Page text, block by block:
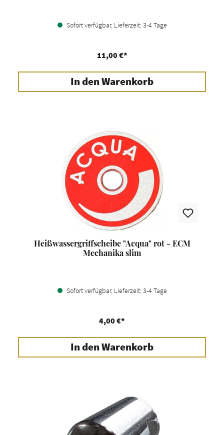
Sofort verfügbar, Lieferzeit: 3-4 Tage
11,00 €*
In den Warenkorb
Heißwassergriffscheibe "Acqua" rot - ECM
Mechanika slim
Sofort verfügbar, Lieferzeit: 3-4 Tage
4,00 €*
In den Warenkorb